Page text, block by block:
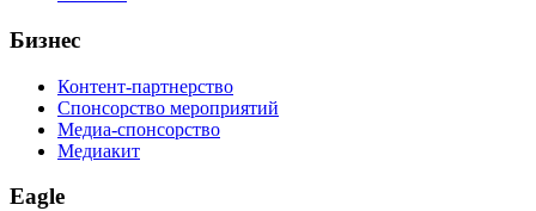
Бизнес
Контент-партнерство
Спонсорство мероприятий
Медиа-спонсорство
Медиакит
Eagle